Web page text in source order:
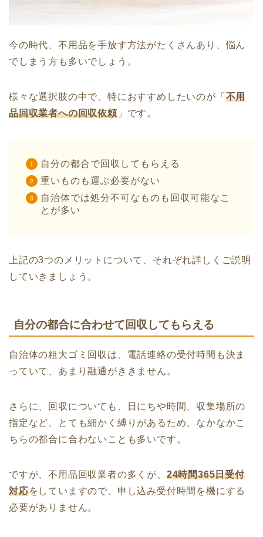
今の時代、不用品を手放す方法がたくさんあり、悩ん
でしまう方も多いでしょう。
様々な選択肢の中で、特におすすめしたいのが「 不用
品回収業者への回収依頼」です。
自分の都合で回収してもらえる
重いものも運ぶ必要がない
自治体では処分不可なものも回収可能なこ
とが多い
上記の3つのメリットについて、それぞれ詳しくご説明
していきましょう。
自分の都合に合わせて回収してもらえる
自治体の粗大ゴミ回収は、電話連絡の受付時間も決ま
っていて、あまり融通がききません。
さらに、回収についても、日にちや時間、収集場所の
指定など、とても細かく縛りがあるため、なかなかこ
ちらの都合に合わないことも多いです。
ですが、不用品回収業者の多くが、 24時間365日受付
対応をしていますので、申し込み受付時間を機にする
必要がありません。